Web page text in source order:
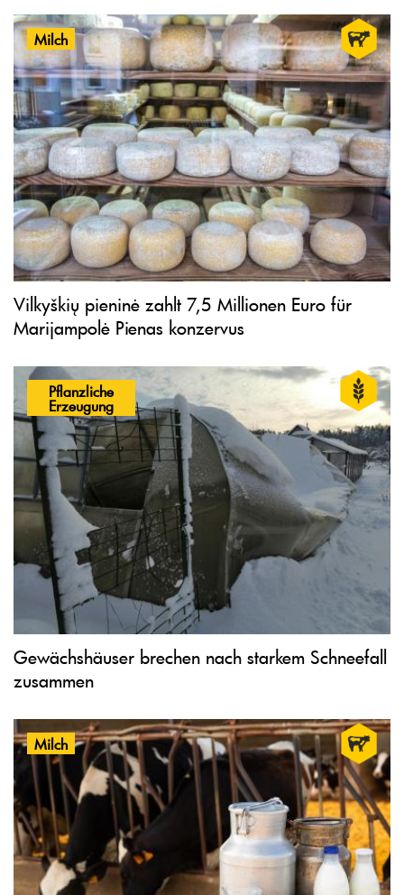
Milch
Vilkyškių pieninė zahlt 7,5 Millionen Euro für
Marijampolė Pienas konzervus
Pflanzliche
Erzeugung
Gewächshäuser brechen nach starkem Schneefall
zusammen
Milch